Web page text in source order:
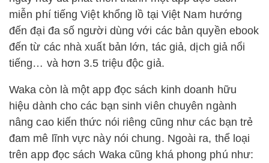
miễn phí tiếng Việt khổng lồ tại Việt Nam hướng
đến đại đa số người dùng với các bản quyền ebook
đến từ các nhà xuất bản lớn, tác giả, dịch giả nổi
tiếng… và hơn 3.5 triệu độc giả.
Waka còn là một app đọc sách kinh doanh hữu
hiệu dành cho các bạn sinh viên chuyên ngành
nâng cao kiến thức nói riêng cũng như các bạn trẻ
đam mê lĩnh vực này nói chung. Ngoài ra, thể loại
trên app đọc sách Waka cũng khá phong phú như: